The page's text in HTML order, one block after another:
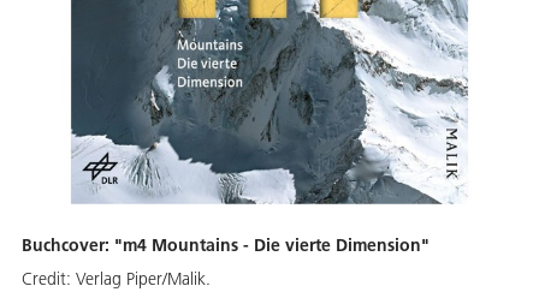
Buchcover: "m4 Mountains - Die vierte Dimension"
Credit: Verlag Piper/Malik.